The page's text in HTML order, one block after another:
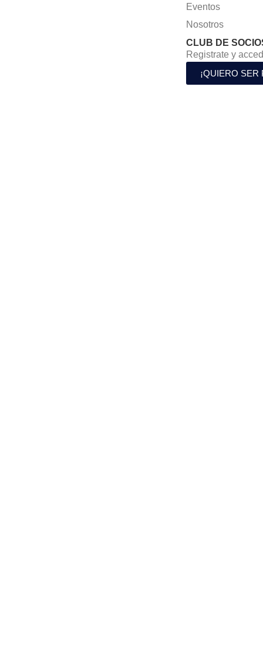
Eventos
Nosotros
CLUB DE
Registrate y
¡QUIERO SER